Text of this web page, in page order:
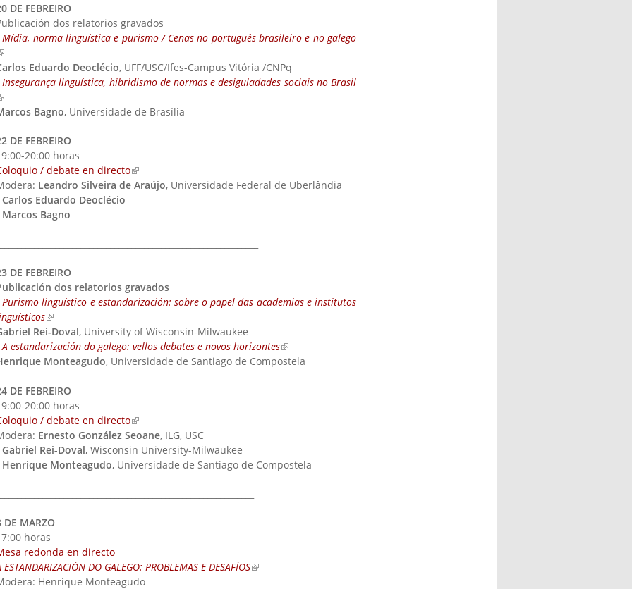
DE FEBREIRO
dos relatorios gravados
Mídia, norma linguística e purismo / Cenas no português brasileiro e no galego
is external)
Eduardo Deoclécio, UFF/USC/Ifes-Campus Vitória /CNPq
Insegurança linguística, hibridismo de normas e desiguladades sociais no Brasil
is external)
Bagno, Universidade de Brasília
DE FEBREIRO
20:00 horas
/ debate en directo(link is external)
Leandro Silveira de Araújo, Universidade Federal de Uberlândia
Carlos Eduardo Deoclécio
Marcos Bagno
DE FEBREIRO
dos relatorios gravados
Purismo lingüístico e estandarización: sobre o papel das academias e institutos
(link is external)
Rei-Doval, University of Wisconsin-Milwaukee
A estandarización do galego: vellos debates e novos horizontes(link is external)
Monteagudo, Universidade de Santiago de Compostela
DE FEBREIRO
20:00 horas
/ debate en directo(link is external)
Ernesto González Seoane, ILG, USC
Gabriel Rei-Doval, Wisconsin University-Milwaukee
Henrique Monteagudo, Universidade de Santiago de Compostela
DE MARZO
horas
redonda en directo
ESTANDARIZACIÓN DO GALEGO: PROBLEMAS E DESAFÍOS(link is external)
Henrique Monteagudo